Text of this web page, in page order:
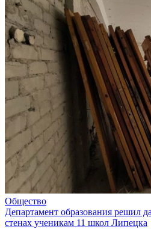
Общество
Департамент образования решил
стенах ученикам 11 школ Липецка